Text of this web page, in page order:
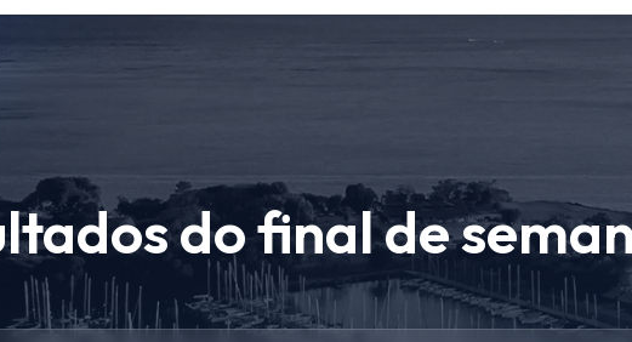
do final de